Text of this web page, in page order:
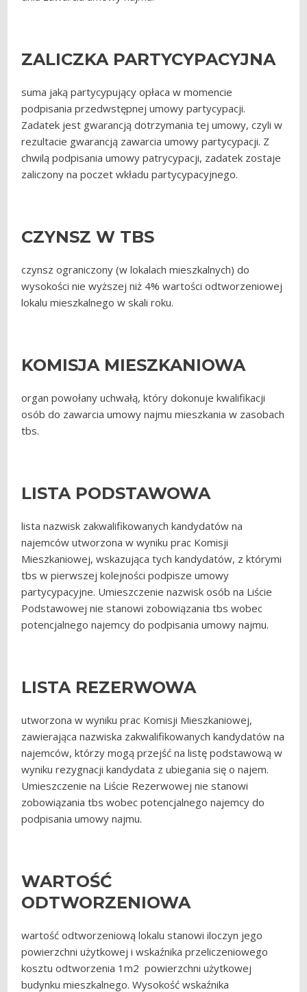
ZALICZKA PARTYCYPACYJNA
suma jaką partycypujący opłaca w momencie
podpisania przedwstępnej umowy partycypacji.
Zadatek jest gwarancją dotrzymania tej umowy, czyli w
rezultacie gwarancją zawarcia umowy partycypacji. Z
chwilą podpisania umowy patrycypacji, zadatek zostaje
zaliczony na poczet wkładu partycypacyjnego.
CZYNSZ W TBS
czynsz ograniczony (w lokalach mieszkalnych) do
wysokości nie wyższej niż 4% wartości odtworzeniowej
lokalu mieszkalnego w skali roku.
KOMISJA MIESZKANIOWA
organ powołany uchwałą, który dokonuje kwalifikacji
osób do zawarcia umowy najmu mieszkania w zasobach
tbs.
LISTA PODSTAWOWA
lista nazwisk zakwalifikowanych kandydatów na
najemców utworzona w wyniku prac Komisji
Mieszkaniowej, wskazująca tych kandydatów, z którymi
tbs w pierwszej kolejności podpisze umowy
partycypacyjne. Umieszczenie nazwisk osób na Liście
Podstawowej nie stanowi zobowiązania tbs wobec
potencjalnego najemcy do podpisania umowy najmu.
LISTA REZERWOWA
utworzona w wyniku prac Komisji Mieszkaniowej,
zawierająca nazwiska zakwalifikowanych kandydatów na
najemców, którzy mogą przejść na listę podstawową w
wyniku rezygnacji kandydata z ubiegania się o najem.
Umieszczenie na Liście Rezerwowej nie stanowi
zobowiązania tbs wobec potencjalnego najemcy do
podpisania umowy najmu.
WARTOŚĆ
ODTWORZENIOWA
wartość odtworzeniową lokalu stanowi iloczyn jego
powierzchni użytkowej i wskaźnika przeliczeniowego
kosztu odtworzenia 1m2 powierzchni użytkowej
budynku mieszkalnego. Wysokość wskaźnika